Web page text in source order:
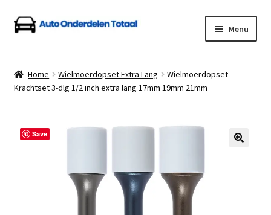
Ga
door
navigatie
Ga
naar
inhoud
Menu
Algemene Voorwaarden
Home Wielmoerdopset Extra Lang
Wielmoerdopset
Krachtset 3-dlg 1/2 inch extra lang 17mm 19mm 21mm
Save